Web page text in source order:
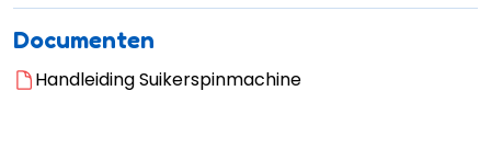
Documenten
Handleiding Suikerspinmachine